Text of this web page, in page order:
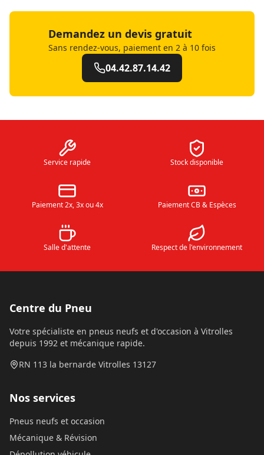
Demandez un devis gratuit
Sans rendez-vous, paiement en 2 à 10 fois
04.42.87.14.42
Service rapide Stock disponible
Paiement 2x, 3x ou 4x Paiement CB & Espèces
Salle d'attente Respect de l'environnement
Centre du Pneu
Votre spécialiste en pneus neufs et d'occasion à Vitrolles
depuis 1992 et mécanique rapide.
RN 113 la bernarde Vitrolles 13127
Nos services
Pneus neufs et occasion
Mécanique & Révision